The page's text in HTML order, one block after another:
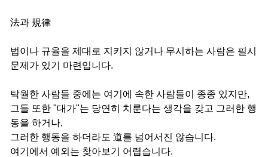
法과 規律
법이나 규율을 제대로 지키지 않거나 무시하는 사람은 필시
문제가 있기 마련입니다.
탁월한 사람들 중에는 여기에 속한 사람들이 종종 있지만,
그들 또한 "대가"는 당연히 치룬다는 생각을 갖고 그러한 행
동을 하거나,
그러한 행동을 하더라도 道를 넘어서진 않습니다.
여기에서 예외는 찾아보기 어렵습니다.